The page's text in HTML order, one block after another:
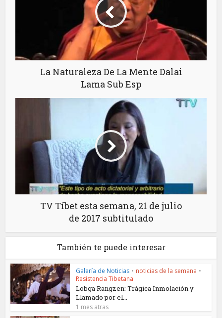
La Naturaleza De La Mente Dalai
Lama Sub Esp
TV Tíbet esta semana, 21 de julio
de 2017 subtitulado
También te puede interesar
Galería de Noticias • noticias de la semana •
Resistencia Tibetana
Lobga Rangzen: Trágica Inmolación y
Llamado por el...
1 mes atras